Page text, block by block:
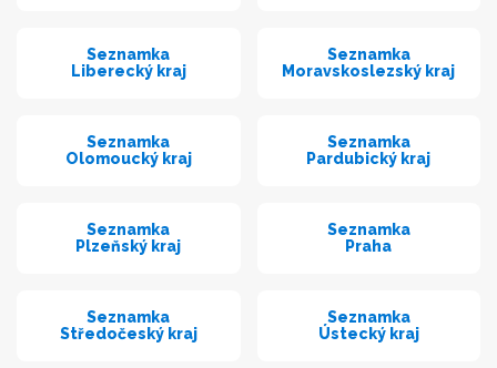
Seznamka
Liberecký kraj
Seznamka
Moravskoslezský kraj
Seznamka
Olomoucký kraj
Seznamka
Pardubický kraj
Seznamka
Plzeňský kraj
Seznamka
Praha
Seznamka
Středočeský kraj
Seznamka
Ústecký kraj